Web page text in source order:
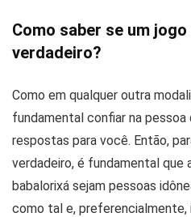
Como saber se um
verdadeiro?
Como em qualquer outra
fundamental confiar na
respostas para você. Então,
verdadeiro, é fundamental que
babalorixá sejam pessoas
como tal e, preferencialmente,